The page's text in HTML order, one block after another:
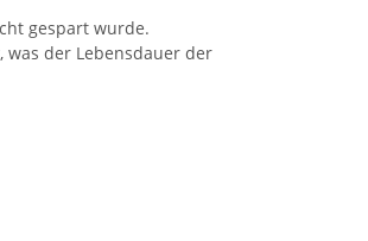
gespart wurde.
der Lebensdauer der